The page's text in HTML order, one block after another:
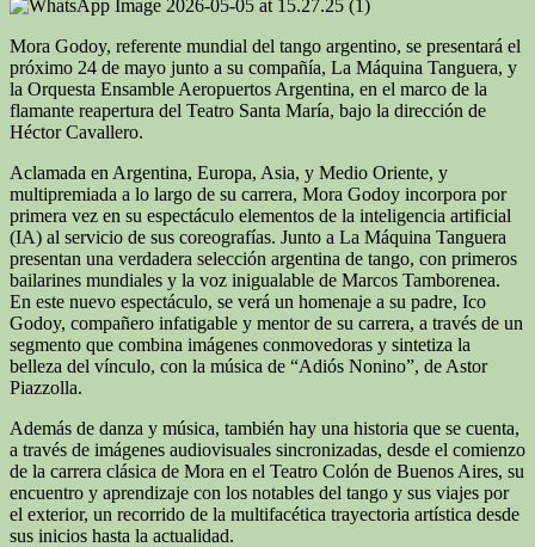
Mora Godoy, referente mundial del tango argentino, se presentará el
próximo 24 de mayo junto a su compañía, La Máquina Tanguera, y
la Orquesta Ensamble Aeropuertos Argentina, en el marco de la
flamante reapertura del Teatro Santa María, bajo la dirección de
Héctor Cavallero.
Aclamada en Argentina, Europa, Asia, y Medio Oriente, y
multipremiada a lo largo de su carrera, Mora Godoy incorpora por
primera vez en su espectáculo elementos de la inteligencia artificial
(IA) al servicio de sus coreografías. Junto a La Máquina Tanguera
presentan una verdadera selección argentina de tango, con primeros
bailarines mundiales y la voz inigualable de Marcos Tamborenea.
En este nuevo espectáculo, se verá un homenaje a su padre, Ico
Godoy, compañero infatigable y mentor de su carrera, a través de un
segmento que combina imágenes conmovedoras y sintetiza la
belleza del vínculo, con la música de “Adiós Nonino”, de Astor
Piazzolla.
Además de danza y música, también hay una historia que se cuenta,
a través de imágenes audiovisuales sincronizadas, desde el comienzo
de la carrera clásica de Mora en el Teatro Colón de Buenos Aires, su
encuentro y aprendizaje con los notables del tango y sus viajes por
el exterior, un recorrido de la multifacética trayectoria artística desde
sus inicios hasta la actualidad.